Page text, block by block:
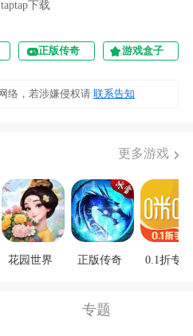
下载
正版传奇 游戏盒子
络，若涉嫌侵权请 联系告知
更多游戏
花园世界 正版传奇 0.1折专区
专题